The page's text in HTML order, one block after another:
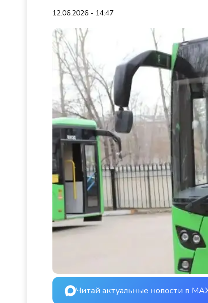
12.06.2026 - 14:47
Читай актуальные новости в